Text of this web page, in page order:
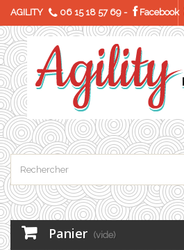
AGILITY 06 15 18 57 69 - Facebook
Panier (vide)